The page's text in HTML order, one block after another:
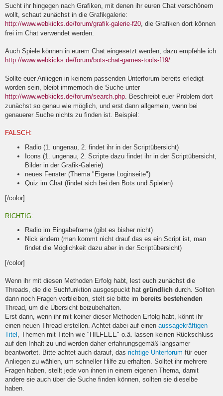
Sucht ihr hingegen nach Grafiken, mit denen ihr euren Chat verschönern
wollt, schaut zunächst in die Grafikgalerie:
http://www.webkicks.de/forum/grafik-galerie-f20, die Grafiken dort können
frei im Chat verwendet werden.
Auch Spiele können in eurem Chat eingesetzt werden, dazu empfehle ich
http://www.webkicks.de/forum/bots-chat-games-tools-f19/.
Sollte euer Anliegen in keinem passenden Unterforum bereits erledigt
worden sein, bleibt immernoch die Suche unter
http://www.webkicks.de/forum/search.php. Beschreibt euer Problem dort
zunächst so genau wie möglich, und erst dann allgemein, wenn bei
genauerer Suche nichts zu finden ist. Beispiel:
FALSCH:
Radio (1. ungenau, 2. findet ihr in der Scriptübersicht)
Icons (1. ungenau, 2. Scripte dazu findet ihr in der Scriptübersicht,
Bilder in der Grafik-Galerie)
neues Fenster (Thema "Eigene Loginseite")
Quiz im Chat (findet sich bei den Bots und Spielen)
[/color]
RICHTIG:
Radio im Eingabeframe (gibt es bisher nicht)
Nick ändern (man kommt nicht drauf das es ein Script ist, man
findet die Möglichkeit dazu aber in der Scriptübersicht)
[/color]
Wenn ihr mit diesen Methoden Erfolg habt, lest euch zunächst die
Threads, die die Suchfunktion ausgespuckt hat gründlich durch. Sollten
dann noch Fragen verbleiben, stelt sie bitte im bereits bestehenden
Thread, um die Übersicht beizubehalten.
Erst dann, wenn ihr mit keiner dieser Methoden Erfolg habt, könnt ihr
einen neuen Thread erstellen. Achtet dabei auf einen aussagekräftigen
Titel
, Themen mit Titeln wie "HILFEEE" o.ä. lassen keinen Rückschluss
auf den Inhalt zu und werden daher erfahrungsgemäß langsamer
beantwortet. Bitte achtet auch darauf, das richtige Unterforum für euer
Anliegen zu wählen, um schneller Hilfe zu erhalten. Solltet ihr mehrere
Fragen haben, stellt jede von ihnen in einem eigenen Thema, damit
andere sie auch über die Suche finden können, sollten sie dieselbe
haben.